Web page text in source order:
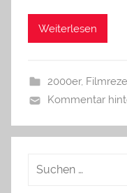
Weiterlesen
2000er,
Kommentar